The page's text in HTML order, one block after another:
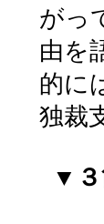
がっ
由を
的に
独裁
▼３